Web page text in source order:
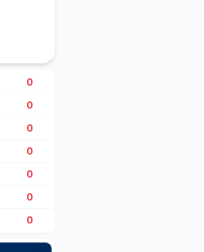
0
0
0
0
0
0
0